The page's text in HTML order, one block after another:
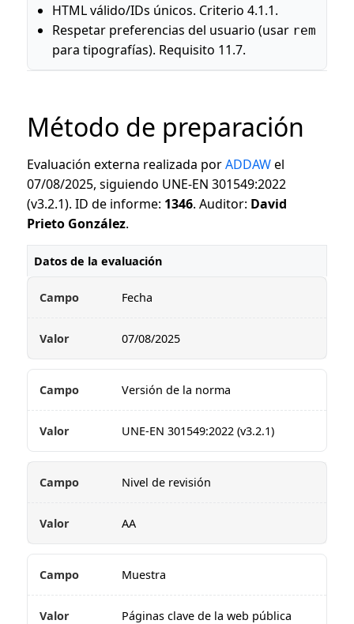
HTML válido/IDs únicos. Criterio 4.1.1.
Respetar preferencias del usuario (usar rem
para tipografías). Requisito 11.7.
Método de preparación
Evaluación externa realizada porADDAWel
07/08/2025, siguiendo UNE-EN 301549:2022
(v3.2.1). ID de informe: 1346. Auditor: David
Prieto González.
Datos de la evaluación
Fecha
07/08/2025
Versión de la norma
UNE-EN 301549:2022 (v3.2.1)
Nivel de revisión
AA
Muestra
Páginas clave de la web pública